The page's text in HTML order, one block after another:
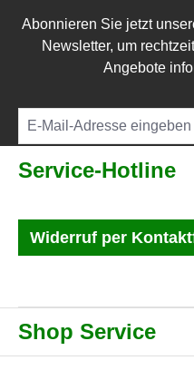
Abonnieren Sie jetzt
Newsletter, um
Angebote
Service-Hotline
Widerruf per
Shop Service